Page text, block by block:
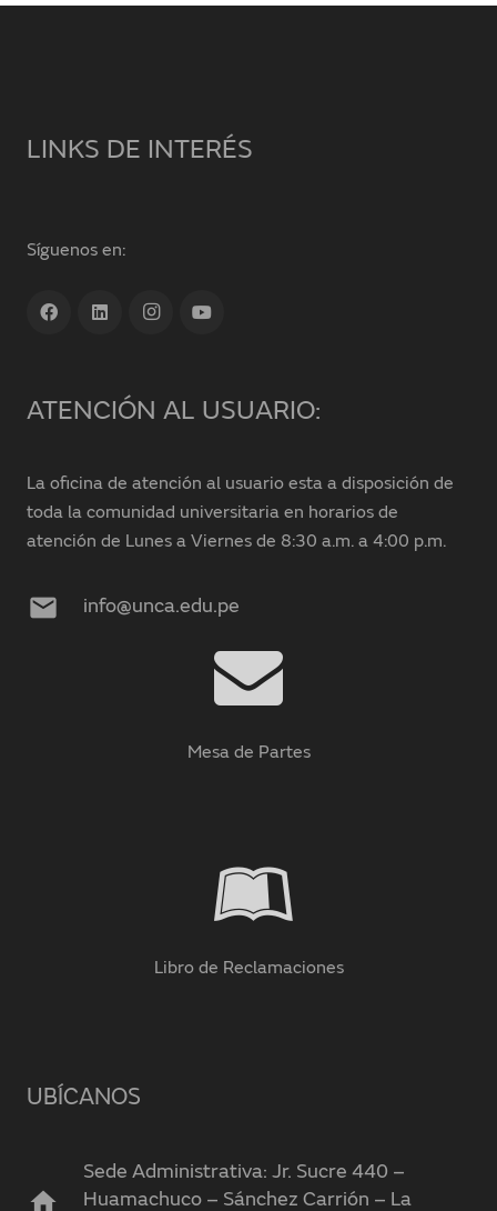
LINKS DE INTERÉS
Síguenos en:
ATENCIÓN AL USUARIO:
La oficina de atención al usuario esta a disposición de
toda la comunidad universitaria en horarios de
atención de Lunes a Viernes de 8:30 a.m. a 4:00 p.m.
mail info@unca.edu.pe
Mesa de Partes
Libro de Reclamaciones
UBÍCANOS
home
Sede Administrativa: Jr. Sucre 440 –
Huamachuco – Sánchez Carrión – La